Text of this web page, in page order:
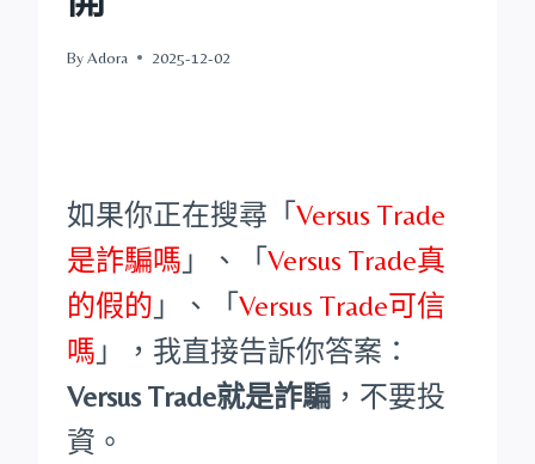
ByAdora 2025-12-02
如果你正在搜尋「 Versus Trade
是詐騙嗎 」、「 Versus Trade真
的假的 」、「 Versus Trade可信
嗎 」，我直接告訴你答案：
Versus Trade就是詐騙 ，不要投
資。